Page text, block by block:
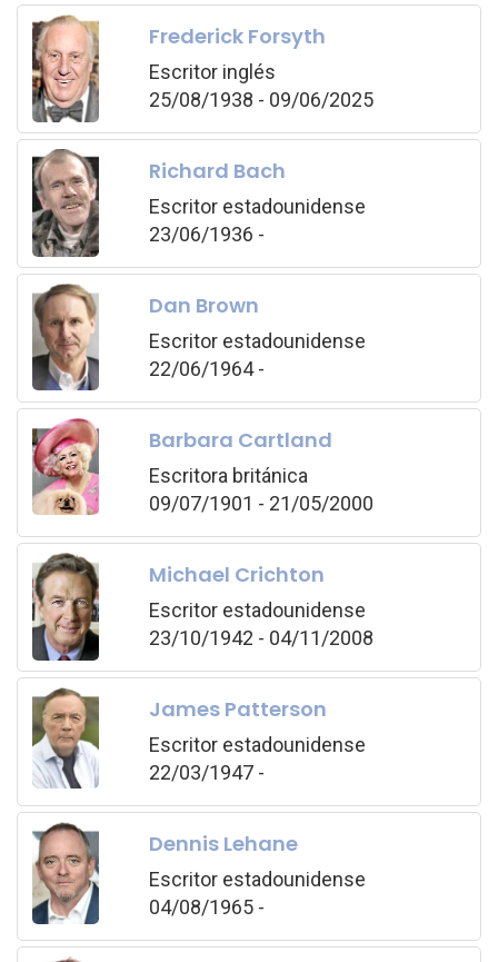
Frederick Forsyth
Escritor inglés
25/08/1938 - 09/06/2025
Richard Bach
Escritor estadounidense
23/06/1936 -
Dan Brown
Escritor estadounidense
22/06/1964 -
Barbara Cartland
Escritora británica
09/07/1901 - 21/05/2000
Michael Crichton
Escritor estadounidense
23/10/1942 - 04/11/2008
James Patterson
Escritor estadounidense
22/03/1947 -
Dennis Lehane
Escritor estadounidense
04/08/1965 -